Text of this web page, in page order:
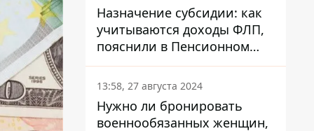
Назначение субсидии: как
учитываются доходы ФЛП,
пояснили в Пенсионном
фонде
13:58, 27 августа 2024
Нужно ли бронировать
военнообязанных женщин,